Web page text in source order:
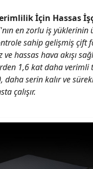
İçin Hassas
en zorlu iş yüklerinin
sahip gelişmiş çift
ve hassas hava akışı
1,6 kat daha verimli
daha serin kalır ve
çalışır.